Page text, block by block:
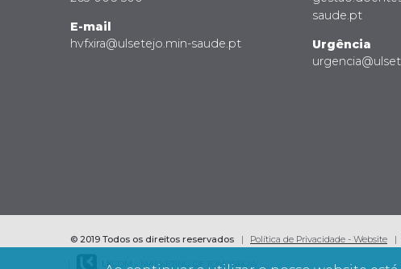
E-mail
hvfxira@ulsetejo.min-saude.pt
saude.pt
Urgência
© 2019 Todos os direitos reservados Política de Privacidade - Website
LK COM - MARKETING OF TOMORROW